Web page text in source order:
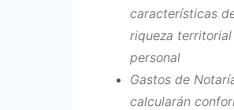
características
riqueza
personal
Gastos de
calcularán